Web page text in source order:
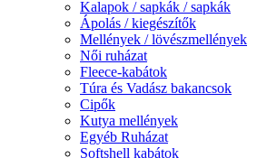
Kalapok / sapkák / sapkák
Ápolás / kiegészítők
Mellények / lövészmellények
Női ruházat
Fleece-kabátok
Túra és Vadász bakancsok
Cipők
Kutya mellények
Egyéb Ruházat
Softshell kabátok